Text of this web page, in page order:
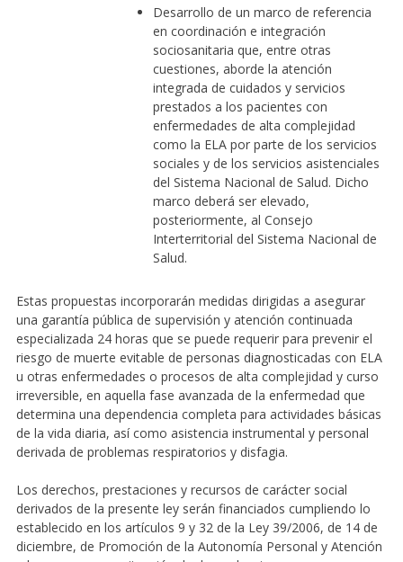
Desarrollo de un marco de referencia
en coordinación e integración
sociosanitaria que, entre otras
cuestiones, aborde la atención
integrada de cuidados y servicios
prestados a los pacientes con
enfermedades de alta complejidad
como la ELA por parte de los servicios
sociales y de los servicios asistenciales
del Sistema Nacional de Salud. Dicho
marco deberá ser elevado,
posteriormente, al Consejo
Interterritorial del Sistema Nacional de
Salud.
Estas propuestas incorporarán medidas dirigidas a asegurar
una garantía pública de supervisión y atención continuada
especializada 24 horas que se puede requerir para prevenir el
riesgo de muerte evitable de personas diagnosticadas con ELA
u otras enfermedades o procesos de alta complejidad y curso
irreversible, en aquella fase avanzada de la enfermedad que
determina una dependencia completa para actividades básicas
de la vida diaria, así como asistencia instrumental y personal
derivada de problemas respiratorios y disfagia.
Los derechos, prestaciones y recursos de carácter social
derivados de la presente ley serán financiados cumpliendo lo
establecido en los artículos 9 y 32 de la Ley 39/2006, de 14 de
diciembre, de Promoción de la Autonomía Personal y Atención